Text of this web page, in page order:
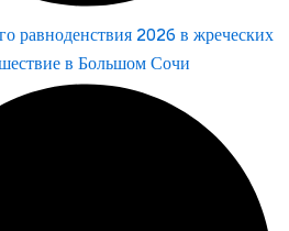
равноденствия 2026 в жреческих
в Большом Сочи